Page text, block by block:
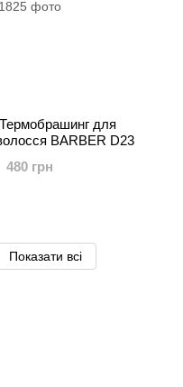
для
BARBER D23
480 грн
Показати всі